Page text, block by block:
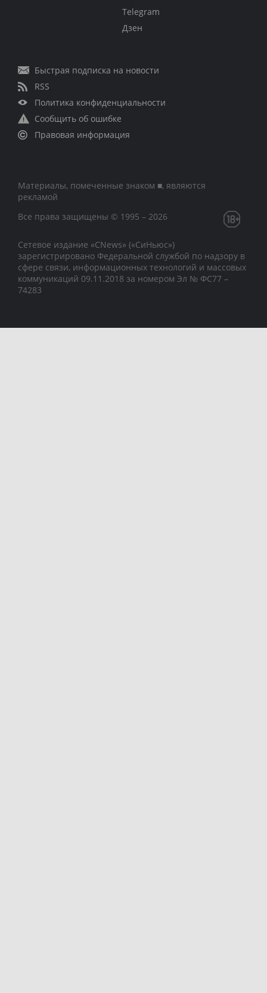
Telegram
Дзен
Быстрая подписка на новости
RSS
Политика конфиденциальности
Сообщить об ошибке
Правовая информация
Материалы, помеченные знаком ■, являются
рекламой
Все права защищены © 1995 – 2026
Сетевое издание «CNews» («СиНьюс»)
зарегистрировано Федеральной службой по надзору в
сфере связи, информационных технологий и массовых
коммуникаций 09.11.2018 за номером Эл № ФС77 –
74283